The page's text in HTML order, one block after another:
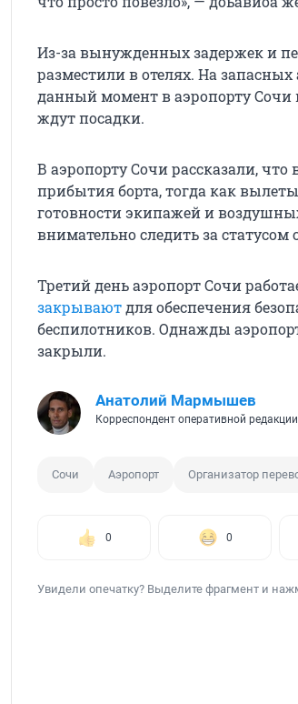
Из-за вынужденных задержек и
разместили в отелях. На
данный момент в аэропорту Сочи
ждут посадки.
В аэропорту Сочи рассказали,
прибытия борта, тогда как
готовности экипажей и
внимательно следить за статусом
Третий день аэропорт Сочи
закрываютдля обеспечения
беспилотников. Однажды
закрыли.
Анатолий Мармышев
Корреспондент оперативной редакции
Сочи Аэропорт Организатор
0 0
Увидели опечатку? Выделите фрагмент и